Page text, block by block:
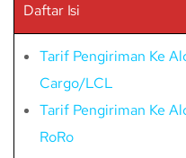
Daftar Isi
Tarif Pengiriman Ke
Cargo/LCL
Tarif Pengiriman Ke
RoRo